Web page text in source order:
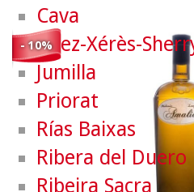
- 10%
Cava
Jerez-Xérès-
Jumilla
Priorat
Rías Baixas
Ribera del Duero
Ribeira Sacra